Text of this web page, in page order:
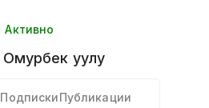
Активно
Омурбек уулу
ПодпискиПубликации